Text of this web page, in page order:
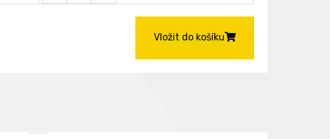
Vložit do košíku